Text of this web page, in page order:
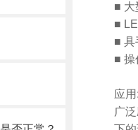
■ 大
■
■ 具
■ 操
应
广